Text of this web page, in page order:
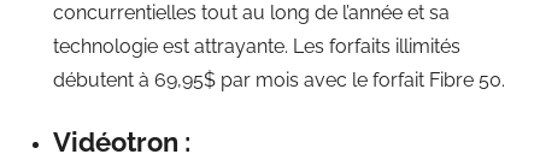
concurrentielles tout au long de l’année et sa
technologie est attrayante. Les forfaits illimités
débutent à 69,95$ par mois avec le forfait Fibre 50.
Vidéotron :